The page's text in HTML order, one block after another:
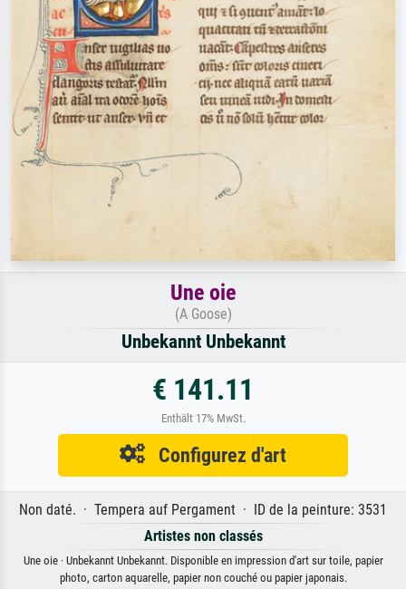
Une oie
(A Goose)
Unbekannt Unbekannt
€ 141.11
Enthält 17% MwSt.
Configurez d'art
Non daté. · Tempera auf Pergament · ID de la peinture: 3531
Artistes non classés
Une oie · Unbekannt Unbekannt. Disponible en impression d'art sur toile, papier
photo, carton aquarelle, papier non couché ou papier japonais.